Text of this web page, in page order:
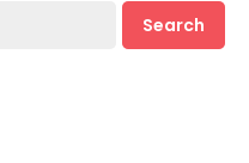
Search